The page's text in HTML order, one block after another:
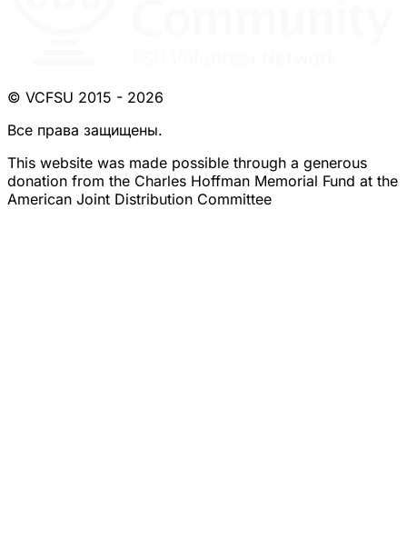
© VCFSU 2015 - 2026
Все права защищены.
This website was made possible through a generous
donation from the Charles Hoffman Memorial Fund at the
American Joint Distribution Committee